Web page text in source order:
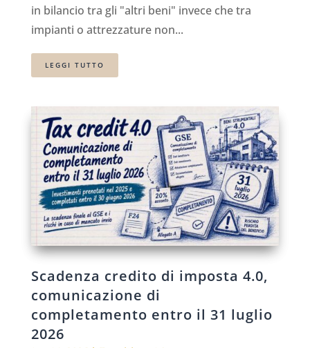
in bilancio tra gli "altri beni" invece che tra
impianti o attrezzature non...
LEGGI TUTTO
Scadenza credito di imposta 4.0,
comunicazione di
completamento entro il 31 luglio
2026